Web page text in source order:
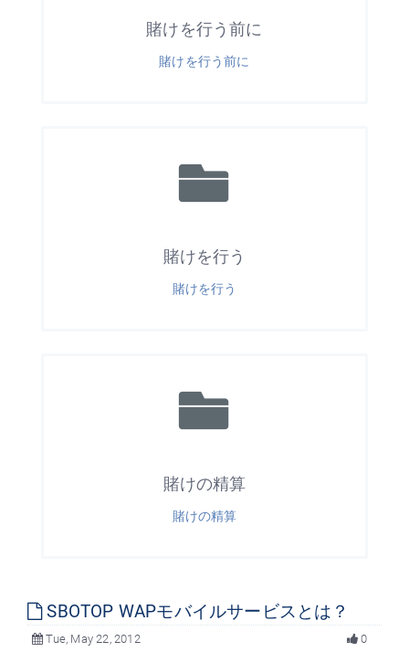
賭けを行う前に
賭けを行う前に
賭けを行う
賭けを行う
賭けの精算
賭けの精算
SBOTOP WAPモバイルサービスとは？
Tue, May 22, 2012 0